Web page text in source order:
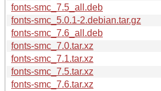
fonts-smc_7.5_all.deb
fonts-smc_5.0.1-2.debian.tar.gz
fonts-smc_7.6_all.deb
fonts-smc_7.0.tar.xz
fonts-smc_7.1.tar.xz
fonts-smc_7.5.tar.xz
fonts-smc_7.6.tar.xz